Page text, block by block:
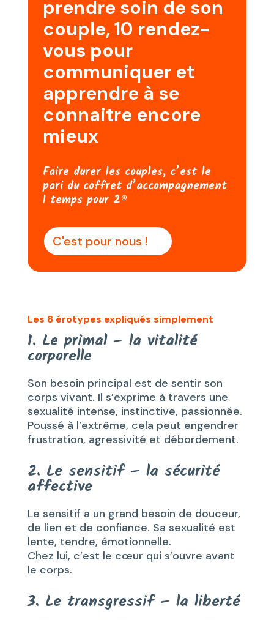
prendre soin de son
couple, 10 rendez-
vous pour
communiquer et
apprendre à se
connaitre encore
mieux
Faire durer les couples, c’est le
pari du coffret d’accompagnement
1 temps pour 2®
C'est pour nous !
Les 8 érotypes expliqués simplement
1. Le primal – la vitalité
corporelle
Son besoin principal est de sentir son
corps vivant. Il s’exprime à travers une
sexualité intense, instinctive, passionnée.
Poussé à l’extrême, cela peut engendrer
frustration, agressivité et débordement.
2. Le sensitif – la sécurité
affective
Le sensitif a un grand besoin de douceur,
de lien et de confiance. Sa sexualité est
lente, tendre, émotionnelle.
Chez lui, c’est le cœur qui s’ouvre avant
le corps.
3. Le transgressif – la liberté